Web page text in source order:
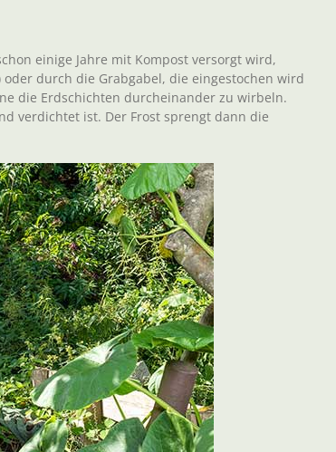
einige Jahre mit Kompost versorgt wird,
durch die Grabgabel, die eingestochen wird
die Erdschichten durcheinander zu wirbeln.
verdichtet ist. Der Frost sprengt dann die